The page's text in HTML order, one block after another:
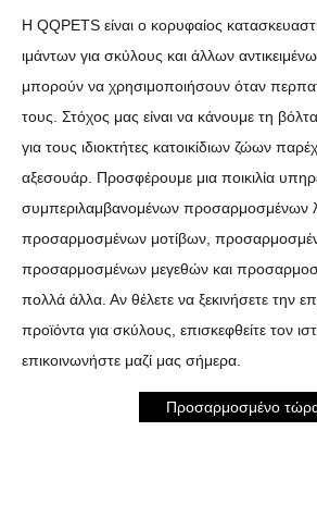
Η QQPETS είναι ο κορυφαίος
ιμάντων για σκύλους και άλλων
μπορούν να χρησιμοποιήσουν όταν
τους. Στόχος μας είναι να κάνουμε τη
για τους ιδιοκτήτες κατοικίδιων ζώων
αξεσουάρ. Προσφέρουμε μια ποικιλία
συμπεριλαμβανομένων προσαρμοσμένων
προσαρμοσμένων μοτίβων,
προσαρμοσμένων μεγεθών και
πολλά άλλα. Αν θέλετε να ξεκινήσετε την
προϊόντα για σκύλους, επισκεφθείτε τον
επικοινωνήστε μαζί μας σήμερα.
Προσαρμοσμένο